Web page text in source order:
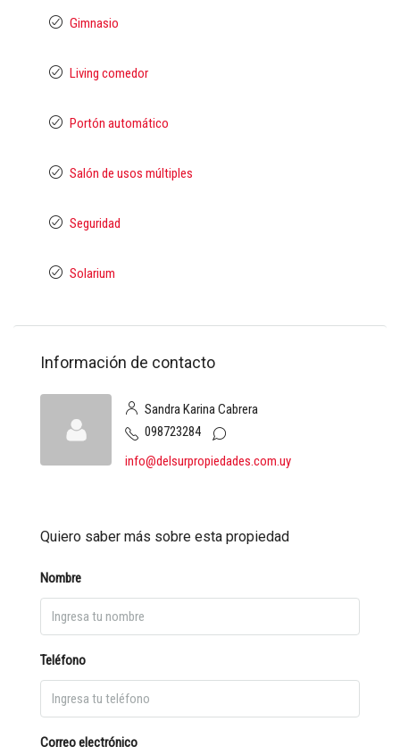
Gimnasio
Living comedor
Portón automático
Salón de usos múltiples
Seguridad
Solarium
Información de contacto
Sandra Karina Cabrera
098723284
info@delsurpropiedades.com.uy
Quiero saber más sobre esta propiedad
Nombre
Teléfono
Correo electrónico